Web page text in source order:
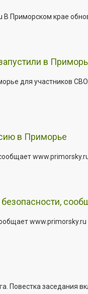
Приморском крае
в
для участников
в Приморье
заседания